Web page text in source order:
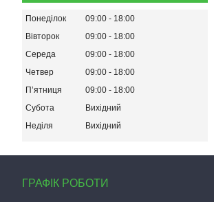
Понеділок 09:00
18:00
Вівторок
09:00
18:00
Середа
09:00
18:00
Четвер
09:00
18:00
Пʼятниця
09:00
18:00
Субота
Вихідний
Неділя
Вихідний
ГРАФІК РОБОТИ